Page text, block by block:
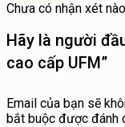
Chưa có nhận xét
Hãy là người
cao cấp UFM”
Email của bạn sẽ
bắt buộc được đánh